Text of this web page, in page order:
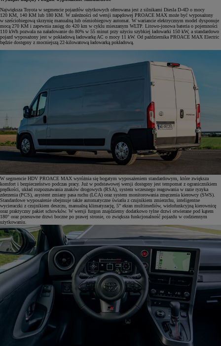
Największa Toyota w segmencie pojazdów użytkowych oferowana jest z silnikami Diesla D-4D o mocy
120 KM, 140 KM lub 180 KM. W zależności od wersji napędowej PROACE MAX może być wyposażony
w sześciobiegową skrzynię manualną lub ośmiobiegowy automat. W wariancie elektrycznym model dysponuje
mocą 270 KM i zapewnia zasięg do 420 km w cyklu mieszanym WLTP. Litowo-jonowa bateria o pojemności
110 kWh pozwala na naładowanie do 80% w 55 minut przy użyciu szybkiej ładowarki 150 kW, a standardowo
pojazd wyposażony jest w pokładową ładowarkę AC o mocy 11 kW. Od października PROACE MAX Electric
będzie dostępny z mocniejszą 22-kilowatową ładowarką pokładową.
W segmencie HDV PROACE MAX wyróżnia się bogatym wyposażeniem standardowym, które zwiększa
komfort i bezpieczeństwo podczas pracy. Już w podstawowej wersji dostępny jest tempomat z ogranicznikiem
prędkości, układ rozpoznawania znaków drogowych (RSA), system wczesnego reagowania w razie ryzyka
zderzenia (PCS), asystent zmiany pasa ruchu (LCA) oraz system monitorowania zmęczenia kierowcy (SWS).
Standardowe wyposażenie obejmuje także automatyczne światła z czujnikiem zmierzchu, inteligentne
wycieraczki z czujnikiem deszczu, manualną klimatyzację, 5" ekran multimediów, wielofunkcyjną kierownicę
oraz praktyczny pakiet schowków. W wersji furgon znajdziemy dodatkowo tylne drzwi otwierane pod kątem
180° oraz przesuwne drzwi boczne po prawej stronie, co zwiększa funkcjonalność pojazdu w codziennym
użytkowaniu.